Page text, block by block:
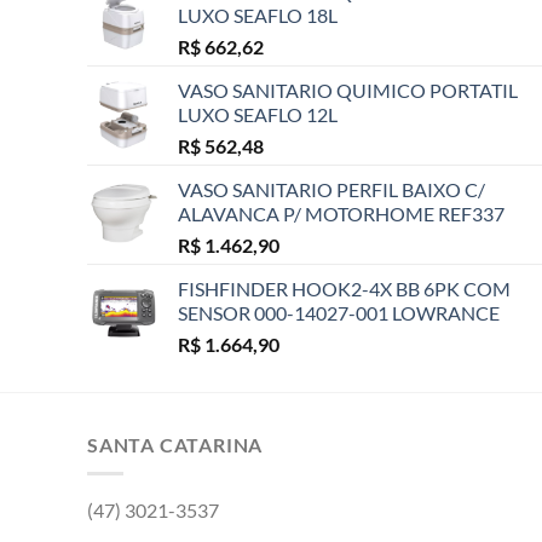
LUXO SEAFLO 18L
R$662,62
VASO SANITARIO QUIMICO PORTATIL
LUXO SEAFLO 12L
R$ 562,48
VASO SANITARIO PERFIL BAIXO C/
ALAVANCA P/ MOTORHOME REF337
R$ 1.462,90
FISHFINDER HOOK2-4X BB 6PK COM
SENSOR 000-14027-001 LOWRANCE
R$ 1.664,90
SANTA CATARINA
(47) 3021-3537